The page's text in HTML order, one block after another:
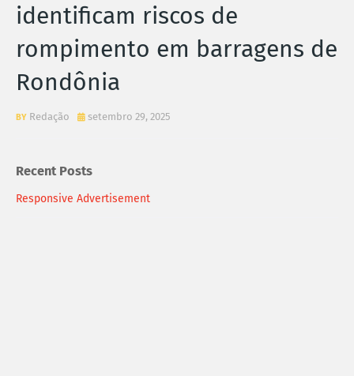
identificam riscos de
rompimento em barragens de
Rondônia
Redação setembro 29, 2025
Recent Posts
Responsive Advertisement